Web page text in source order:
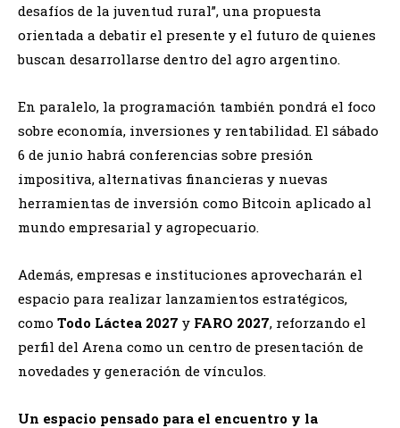
desafíos de la juventud rural”, una propuesta
orientada a debatir el presente y el futuro de quienes
buscan desarrollarse dentro del agro argentino.
En paralelo, la programación también pondrá el foco
sobre economía, inversiones y rentabilidad. El sábado
6 de junio habrá conferencias sobre presión
impositiva, alternativas financieras y nuevas
herramientas de inversión como Bitcoin aplicado al
mundo empresarial y agropecuario.
Además, empresas e instituciones aprovecharán el
espacio para realizar lanzamientos estratégicos,
como Todo Láctea 2027 y FARO 2027, reforzando el
perfil del Arena como un centro de presentación de
novedades y generación de vínculos.
Un espacio pensado para el encuentro y la